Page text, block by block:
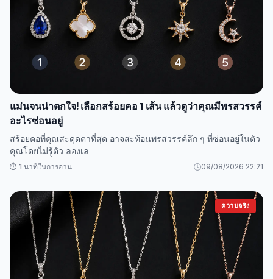
แม่นจนน่าตกใจ! เลือกสร้อยคอ 1 เส้น แล้วดูว่าคุณมีพรสวรรค์
อะไรซ่อนอยู่
สร้อยคอที่คุณสะดุดตาที่สุด อาจสะท้อนพรสวรรค์ลึก ๆ ที่ซ่อนอยู่ในตัว
คุณโดยไม่รู้ตัว ลองเล
⏱️ 1 นาทีในการอ่าน 09/08/2026 22:21
ความจริง